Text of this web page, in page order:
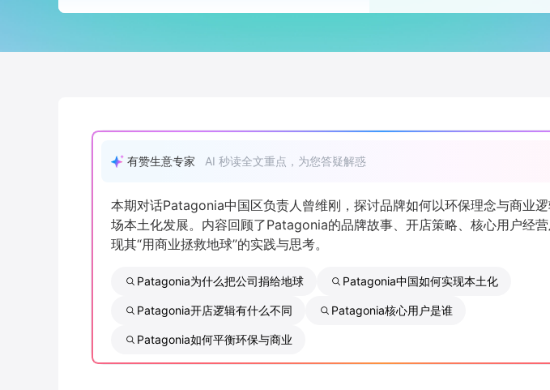
有赞生意专家 AI 秒读全文重点，为您答疑解惑
本期对话Patagonia中国区负责人曾维刚，探讨品牌如何以环保理念与商业
场本土化发展。内容回顾了Patagonia的品牌故事、开店策略、核心用户经
现其“用商业拯救地球”的实践与思考。
Patagonia为什么把公司捐给地球 Patagonia中国如何实现本土化
Patagonia开店逻辑有什么不同 Patagonia核心用户是谁
Patagonia如何平衡环保与商业